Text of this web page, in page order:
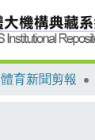
體育新聞剪報